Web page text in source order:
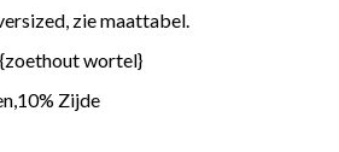
zie maattabel.
wortel}
Zijde